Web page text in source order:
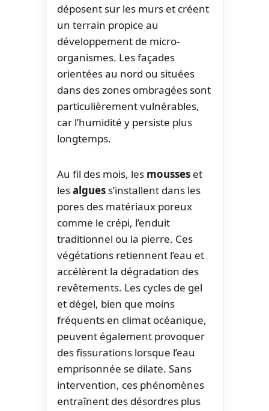
déposent sur les murs et créent
un terrain propice au
développement de micro-
organismes. Les façades
orientées au nord ou situées
dans des zones ombragées sont
particulièrement vulnérables,
car l’humidité y persiste plus
longtemps.
Au fil des mois, les mousses et
lesalgues s’installent dans les
pores des matériaux poreux
comme le crépi, l’enduit
traditionnel ou la pierre. Ces
végétations retiennent l’eau et
accélèrent la dégradation des
revêtements. Les cycles de gel
et dégel, bien que moins
fréquents en climat océanique,
peuvent également provoquer
des fissurations lorsque l’eau
emprisonnée se dilate. Sans
intervention, ces phénomènes
entraînent des désordres plus